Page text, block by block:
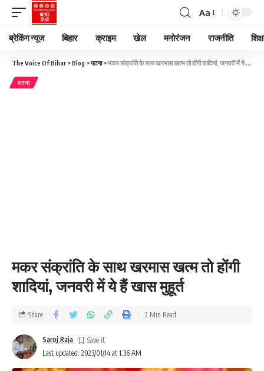
Aa
ब्रेकिंग न्यूज बिहार क्राइम खेल मनोरंजन राजनीति
The Voice Of Bihar >Blog >पटना>मकर संक्रांति के साथ खरमास खत्म तो होंगी शादियां, जनवरी में ये हैं खास मुहूर्त
पटना
मकर संक्रांति के साथ खरमास खत्म तो होंगी
शादियां, जनवरी में ये हैं खास मुहूर्त
Last updated: 2023/01/14 at 1:36 AM
Saroj Raja
Share 2 Min Read